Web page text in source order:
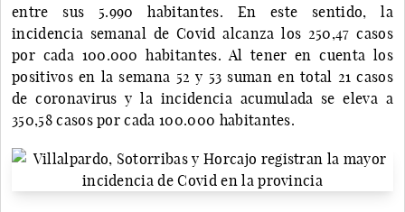
entre sus 5.990 habitantes. En este sentido, la
incidencia semanal de Covid alcanza los 250,47 casos
por cada 100.000 habitantes. Al tener en cuenta los
positivos en la semana 52 y 53 suman en total 21 casos
de coronavirus y la incidencia acumulada se eleva a
350,58 casos por cada 100.000 habitantes.